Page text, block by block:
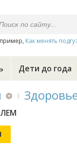
Как менять
Дети до года